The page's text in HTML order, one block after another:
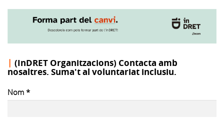
(InDRET Organitzacions) Contacta amb
nosaltres. Suma't al voluntariat inclusiu.
Nom *